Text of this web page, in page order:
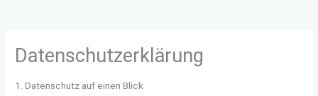
Datenschutzerklärung
1. Datenschutz auf einen Blick